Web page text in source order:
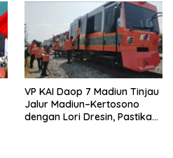
VP KAI Daop 7 Madiun Tinjau
Jalur Madiun–Kertosono
dengan Lori Dresin, Pastikan